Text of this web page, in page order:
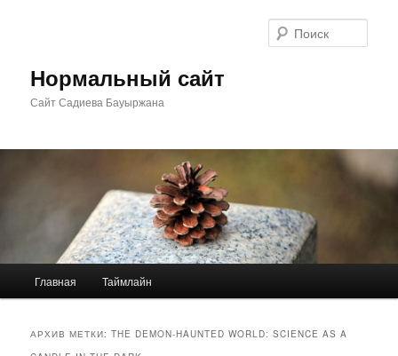
Нормальный сайт
Сайт Садиева Бауыржана
Главная Таймлайн
АРХИВ МЕТКИ:THE DEMON-HAUNTED WORLD: SCIENCE AS A